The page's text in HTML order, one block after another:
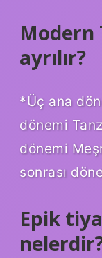
ayrılır?
*Üç ana
dönemi
dönemi
sonrası
Epik